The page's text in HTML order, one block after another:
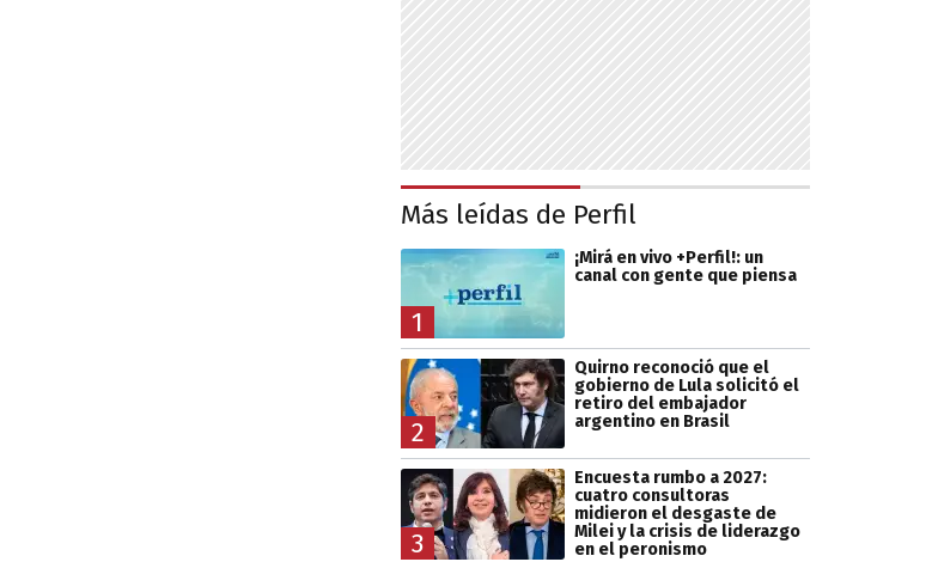
Más leídas de Perfil
1
¡Mirá en vivo +Perfil!: un
canal con gente que piensa
2
Quirno reconoció que el
gobierno de Lula solicitó el
retiro del embajador
argentino en Brasil
3
Encuesta rumbo a 2027:
cuatro consultoras
midieron el desgaste de
Milei y la crisis de liderazgo
en el peronismo